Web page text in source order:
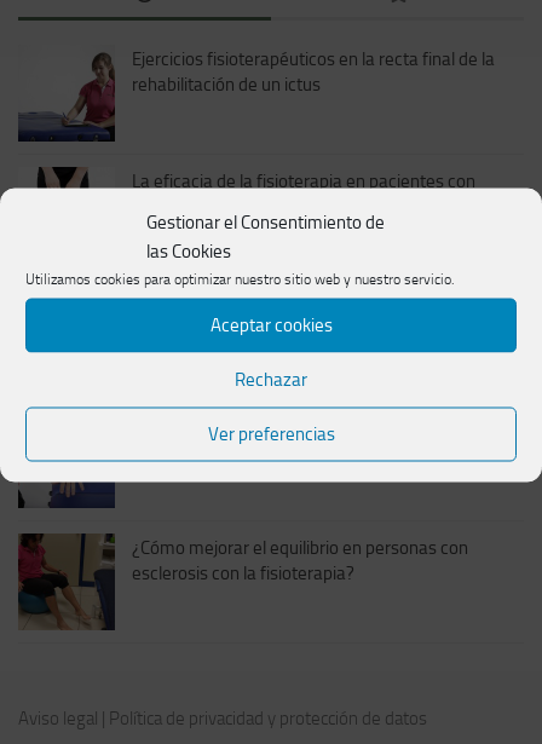
Gestionar el Consentimiento de
las Cookies
Utilizamos cookies para optimizar nuestro sitio web y nuestro servicio.
Aceptar cookies
Rechazar
Ver preferencias
Ejercicios fisioterapéuticos en la recta final de la
rehabilitación de un ictus
La eficacia de la fisioterapia en pacientes con
El método Bobath en pacientes adultos
Ejercicios fundamentales en la tercera fase de
recuperación tras un ictus
¿Cómo mejorar el equilibrio en personas con
esclerosis con la fisioterapia?
Aviso legal | Política de privacidad y protección de datos